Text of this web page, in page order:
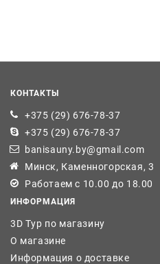
КОНТАКТЫ
+375 (29) 676-78-37
+375 (29) 676-78-37
banisauny.by@gmail.com
Минск, Каменногорская, 3
Работаем с 10.00 до 18.00
ИНФОРМАЦИЯ
3D Тур по магазину
О магазине
Информация о доставке